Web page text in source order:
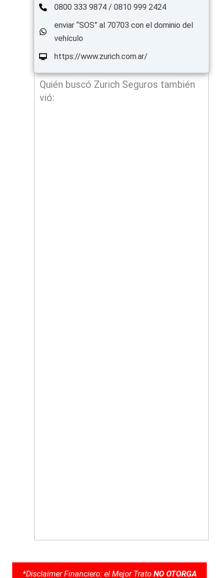
0800 333 9874 / 0810 999 2424
enviar “SOS” al 70703 con el dominio del
vehículo
https://www.zurich.com.ar/
Quién buscó Zurich Seguros también
vió:
*Disclaimer Financiero: el Mejor Trato NO OTORGA